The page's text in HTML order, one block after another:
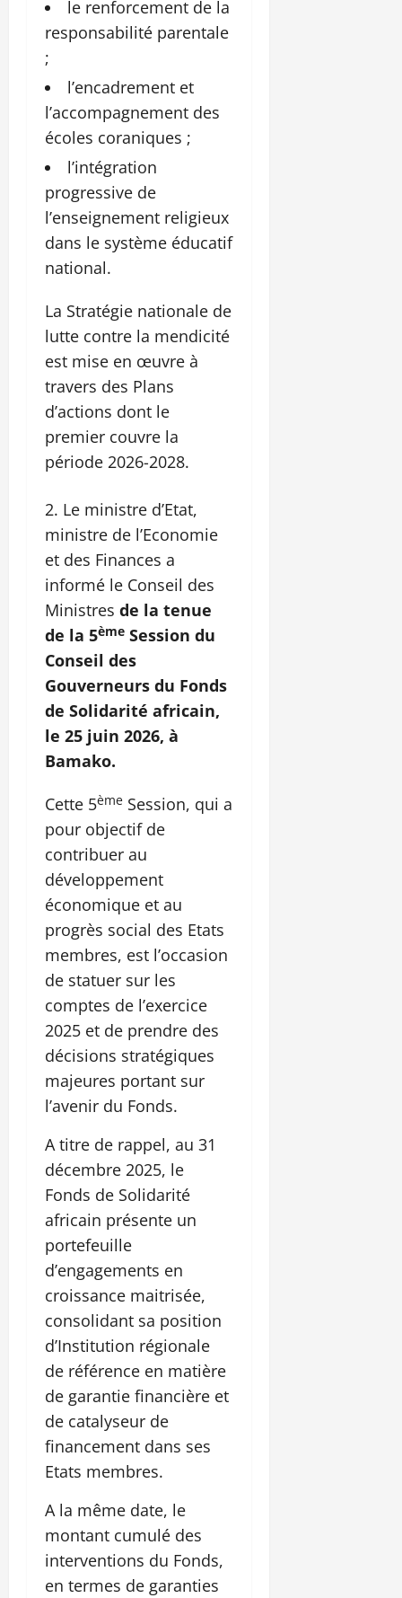
le renforcement de la
responsabilité parentale
;
l’encadrement et
l’accompagnement des
écoles coraniques ;
l’intégration
progressive de
l’enseignement religieux
dans le système éducatif
national.
La Stratégie nationale de
lutte contre la mendicité
est mise en œuvre à
travers des Plans
d’actions dont le
premier couvre la
période 2026-2028.
Le ministre d’Etat,
ministre de l’Economie
et des Finances a
informé le Conseil des
Ministres de la tenue
de la 5ème Session du
Conseil des
Gouverneurs du Fonds
de Solidarité africain,
le 25 juin 2026, à
Bamako.
Cette 5ème Session, qui a
pour objectif de
contribuer au
développement
économique et au
progrès social des Etats
membres, est l’occasion
de statuer sur les
comptes de l’exercice
2025 et de prendre des
décisions stratégiques
majeures portant sur
l’avenir du Fonds.
A titre de rappel, au 31
décembre 2025, le
Fonds de Solidarité
africain présente un
portefeuille
d’engagements en
croissance maitrisée,
consolidant sa position
d’Institution régionale
de référence en matière
de garantie financière et
de catalyseur de
financement dans ses
Etats membres.
A la même date, le
montant cumulé des
interventions du Fonds,
en termes de garanties